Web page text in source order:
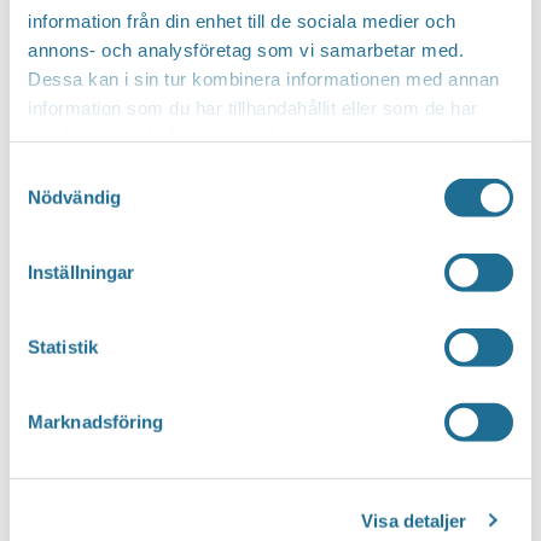
information från din enhet till de sociala medier och
annons- och analysföretag som vi samarbetar med.
Dessa kan i sin tur kombinera informationen med annan
information som du har tillhandahållit eller som de har
Nödvändig
Inställningar
Statistik
Marknadsföring
Visa detaljer